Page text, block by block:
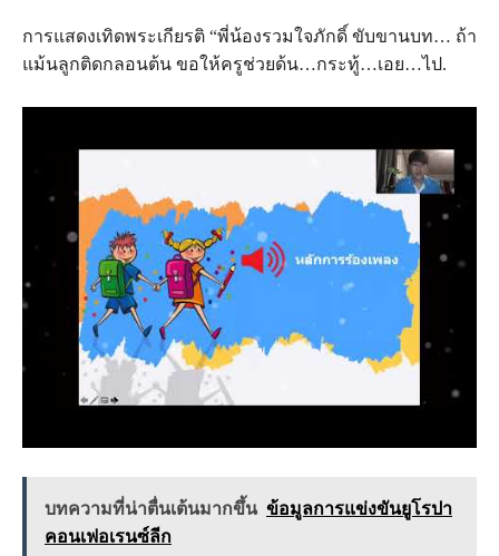
การแสดงเทิดพระเกียรติ “พี่น้องรวมใจภักดิ์ ขับขานบท… ถ้า
แม้นลูกติดกลอนต้น ขอให้ครูช่วยด้น…กระทู้…เอย…ไป.
บทความที่น่าตื่นเต้นมากขึ้น ข้อมูลการแข่งขันยูโรปา
คอนเฟอเรนซ์ลีก